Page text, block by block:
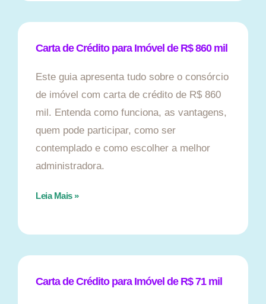
Carta de Crédito para Imóvel de R$ 860 mil
Este guia apresenta tudo sobre o consórcio
de imóvel com carta de crédito de R$ 860
mil. Entenda como funciona, as vantagens,
quem pode participar, como ser
contemplado e como escolher a melhor
administradora.
Leia Mais »
Carta de Crédito para Imóvel de R$ 71 mil